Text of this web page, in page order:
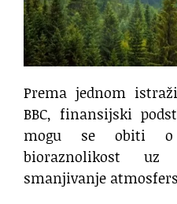
Prema jednom
BBC, finansijski
mogu se obiti
bioraznolikost
smanjivanje